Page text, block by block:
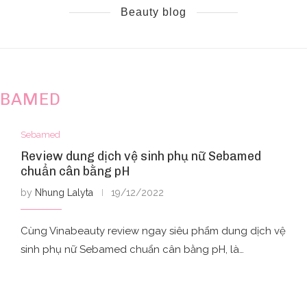
Beauty blog
Sebamed
Review dung dịch vệ sinh phụ nữ Sebamed
chuẩn cân bằng pH
by Nhung Lalyta 19/12/2022
Cùng Vinabeauty review ngay siêu phẩm dung dịch vệ
sinh phụ nữ Sebamed chuẩn cân bằng pH, là…